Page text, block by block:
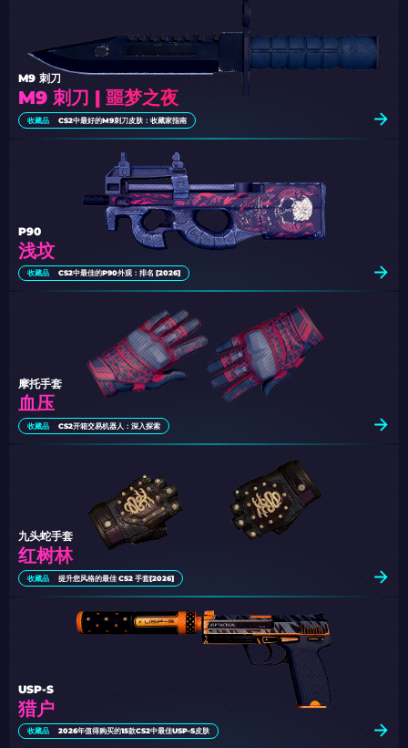
M9 刺刀 | 噩梦之夜
M9 刺刀
收藏品 CS2中最好的M9刺刀皮肤：收藏家指南
浅坟
P90
收藏品 CS2中最佳的P90外观：排名 [2026]
血压
摩托手套
收藏品 CS2开箱交易机器人：深入探索
红树林
九头蛇手套
收藏品 提升您风格的最佳 CS2 手套[2026]
猎户
USP-S
收藏品 2026年值得购买的15款CS2中最佳USP-S皮肤